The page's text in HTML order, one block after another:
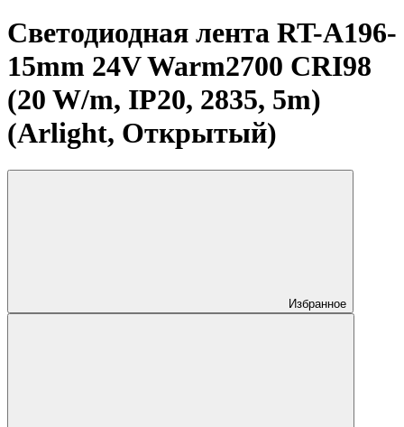
Светодиодная лента RT-A196-
15mm 24V Warm2700 CRI98
(20 W/m, IP20, 2835, 5m)
(Arlight, Открытый)
Избранное